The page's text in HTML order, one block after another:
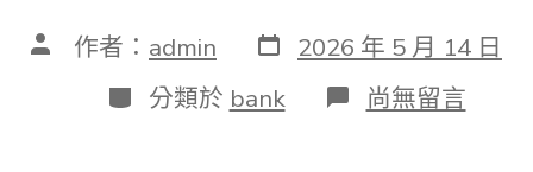
文 作者： admin 發
表
日
期
2026 年 5 月 14 日
分
類
分類於 bank 在
〈王
尚無留言